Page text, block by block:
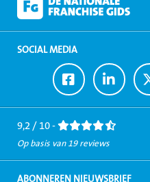
SOCIAL MEDIA
Ga
naar
Facebook
Ga
naar
9,2 / 10 -
Op basis van 19 reviews
ABONNEREN NIEUWSBRIEF